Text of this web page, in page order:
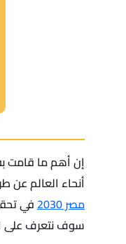
إن أهم ما قامت
أنحاء العالم عن
مصر 2030
في
سوف نتعرف على